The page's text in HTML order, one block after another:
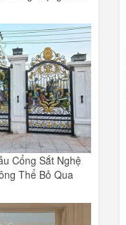
Cổng Sắt Nghệ
Thể Bỏ Qua